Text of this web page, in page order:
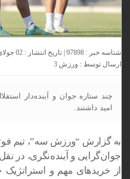
شناسه خبر : 97898 | تاریخ انتشار : 02 جولای 2025 - 13:01 | 83 بازدید | تعداد دیدگاه :
ارسال توسط :ورزش 3
چند ستاره جوان و آینده‌دار
امید داشتند.
به گزارش “ورزش سه”، تیم
جوان‌گرایی و آینده‌نگری، در نقل
از خریدهای مهم و استراتژیک